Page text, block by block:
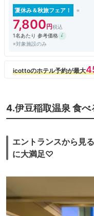
夏休み＆秋旅フェア！
7,800
1名あたり 参考価格
※対象施設のみ
4.伊豆稲取温泉 食べ
エントランスから見
に大満足♡